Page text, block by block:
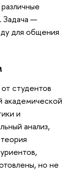
Задача —
для общения
студентов
академической
и
анализ,
но не